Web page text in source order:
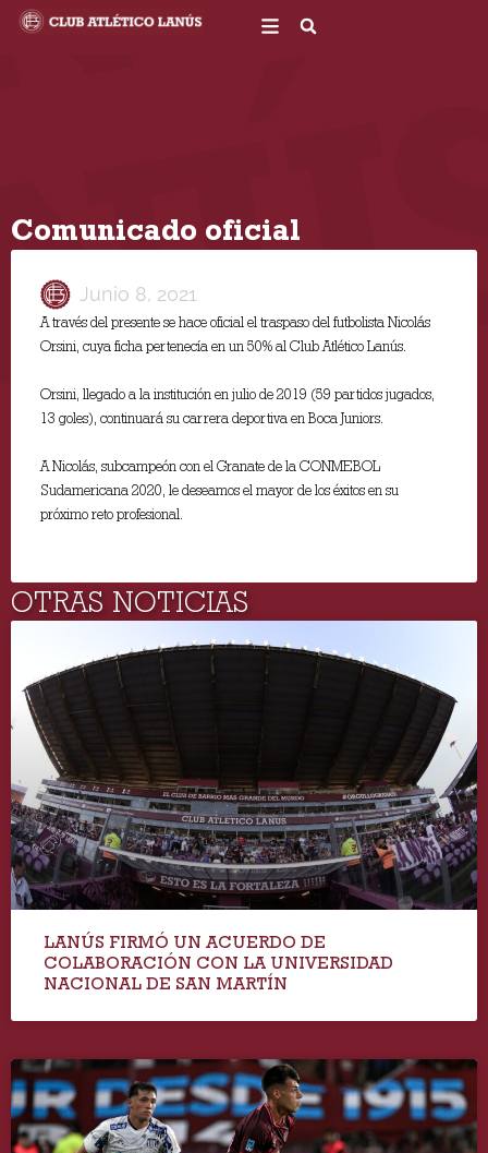
Comunicado oficial
Junio 8, 2021
A través del presente se hace oficial el traspaso del futbolista Nicolás
Orsini, cuya ficha pertenecía en un 50% al Club Atlético Lanús.
Orsini, llegado a la institución en julio de 2019 (59 partidos jugados,
13 goles), continuará su carrera deportiva en Boca Juniors.
A Nicolás, subcampeón con el Granate de la CONMEBOL
Sudamericana 2020, le deseamos el mayor de los éxitos en su
próximo reto profesional.
OTRAS NOTICIAS
LANÚS FIRMÓ UN ACUERDO DE
COLABORACIÓN CON LA UNIVERSIDAD
NACIONAL DE SAN MARTÍN